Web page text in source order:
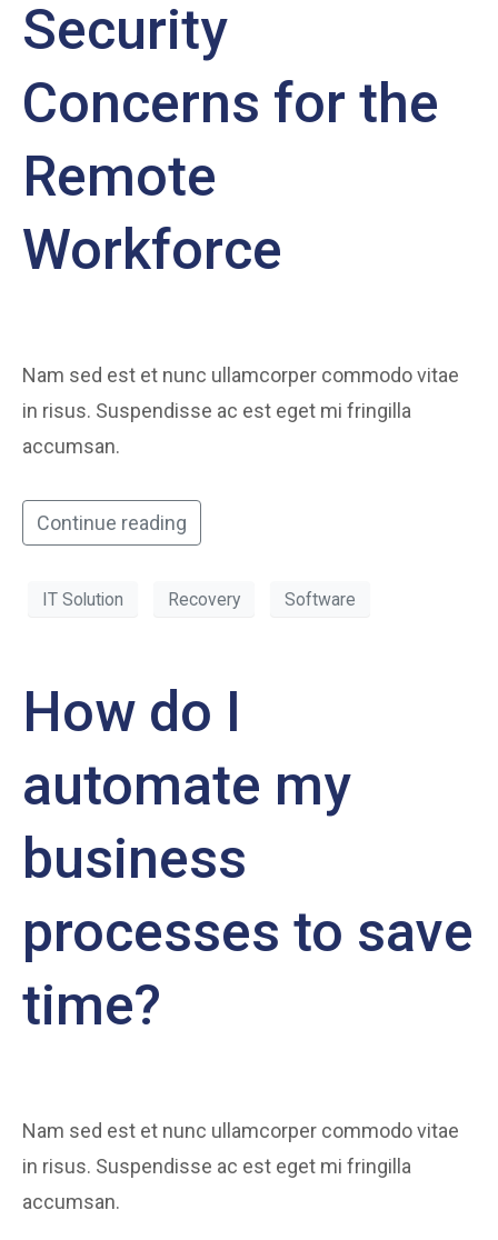
Security
Concerns for the
Remote
Workforce
Nam sed est et nunc ullamcorper commodo vitae
in risus. Suspendisse ac est eget mi fringilla
accumsan.
Continue reading
IT Solution Recovery Software
How do I
automate my
business
processes to save
time?
Nam sed est et nunc ullamcorper commodo vitae
in risus. Suspendisse ac est eget mi fringilla
accumsan.